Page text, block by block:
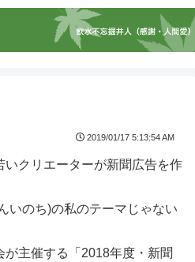
2019/01/17 5:13:54 AM
いクリエーターが新聞広告を作
いのち)の私のテーマじゃない
主催する「2018年度・新聞